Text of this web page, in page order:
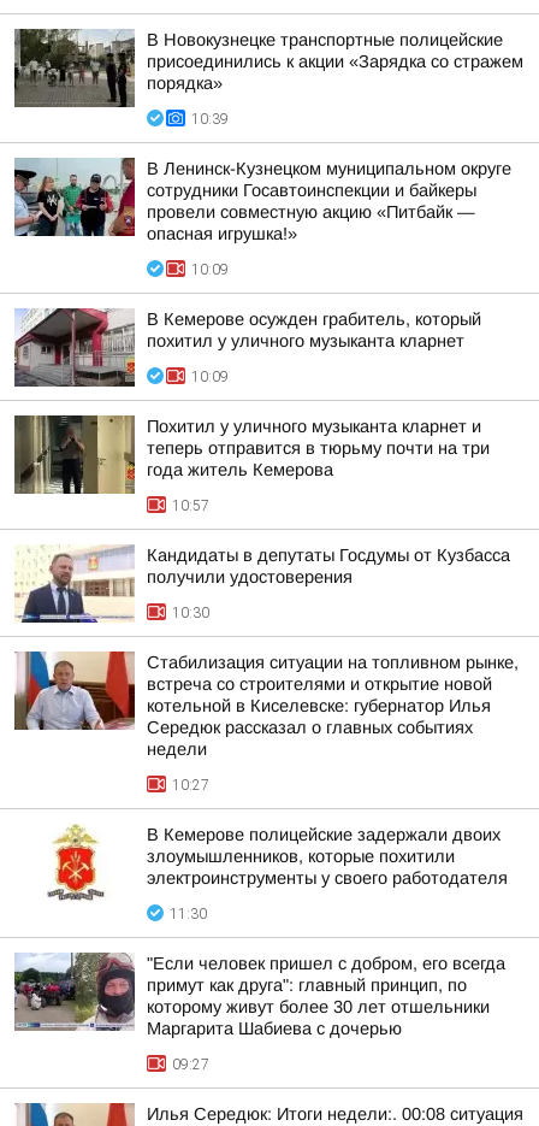
В Новокузнецке транспортные полицейские
присоединились к акции «Зарядка со стражем
порядка»
10:39
В Ленинск-Кузнецком муниципальном округе
сотрудники Госавтоинспекции и байкеры
провели совместную акцию «Питбайк —
опасная игрушка!»
10:09
В Кемерове осужден грабитель, который
похитил у уличного музыканта кларнет
10:09
Похитил у уличного музыканта кларнет и
теперь отправится в тюрьму почти на три
года житель Кемерова
10:57
Кандидаты в депутаты Госдумы от Кузбасса
получили удостоверения
10:30
Стабилизация ситуации на топливном рынке,
встреча со строителями и открытие новой
котельной в Киселевске: губернатор Илья
Середюк рассказал о главных событиях
недели
10:27
В Кемерове полицейские задержали двоих
злоумышленников, которые похитили
электроинструменты у своего работодателя
11:30
"Если человек пришел с добром, его всегда
примут как друга": главный принцип, по
которому живут более 30 лет отшельники
Маргарита Шабиева с дочерью
09:27
Илья Середюк: Итоги недели:. 00:08 ситуация